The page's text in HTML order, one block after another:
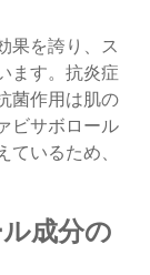
果を誇り、ス
ます。抗炎症
菌作用は肌の
ビサボロール
いるため、
成分の